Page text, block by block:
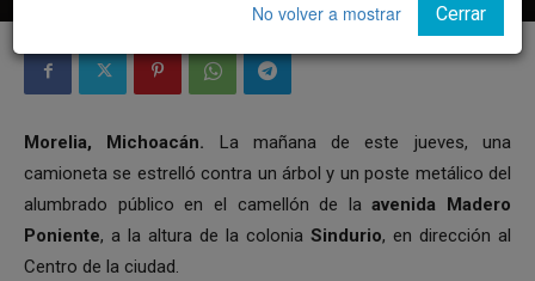
Morelia, Michoacán. La mañana de este jueves, una
camioneta se estrelló contra un árbol y un poste metálico del
alumbrado público en el camellón de laavenida Madero
Poniente, a la altura de la colonia Sindurio, en dirección al
Centro de la ciudad.
No volver a mostrar Cerrar